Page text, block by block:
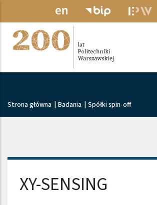
Przejdź do treści
MENU
Ścieżka nawigacyjna
Strona główna Badania Spółki spin-off
Nazwa firmy
XY-SENSING